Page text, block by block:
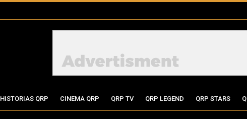
HISTORIAS QRP CINEMA QRP QRP TV QRP LEGEND QRP STARS